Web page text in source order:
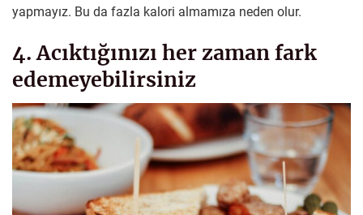
yapmayız. Bu da fazla kalori almamıza neden olur.
4. Acıktığınızı her zaman fark
edemeyebilirsiniz